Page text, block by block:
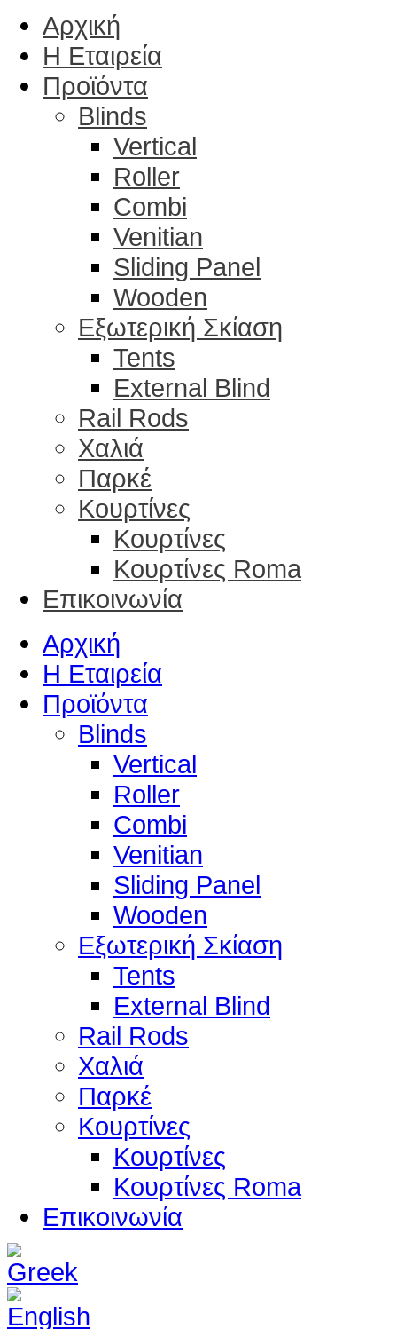
Αρχική
Η Εταιρεία
Προϊόντα
Blinds
Vertical
Roller
Combi
Venitian
Sliding Panel
Wooden
Εξωτερική Σκίαση
Tents
External Blind
Rail Rods
Χαλιά
Παρκέ
Κουρτίνες
Κουρτίνες
Κουρτίνες Roma
Επικοινωνία
Αρχική
Η Εταιρεία
Προϊόντα
Blinds
Vertical
Roller
Combi
Venitian
Sliding Panel
Wooden
Εξωτερική Σκίαση
Tents
External Blind
Rail Rods
Χαλιά
Παρκέ
Κουρτίνες
Κουρτίνες
Κουρτίνες Roma
Επικοινωνία